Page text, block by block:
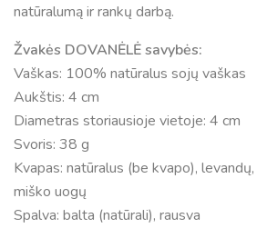
natūralumą ir rankų darbą.
Žvakės DOVANĖLĖ savybės:
Vaškas: 100% natūralus sojų vaškas
Aukštis: 4 cm
Diametras storiausioje vietoje: 4 cm
Svoris: 38 g
Kvapas: natūralus (be kvapo),
miško uogų
Spalva: balta (natūrali), rausva